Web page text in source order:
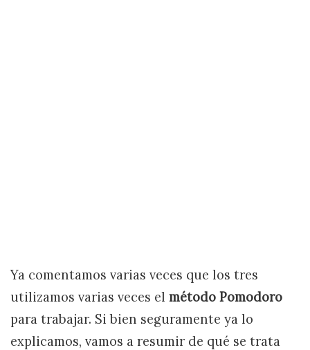
Ya comentamos varias veces que los tres
utilizamos varias veces el método Pomodoro
para trabajar. Si bien seguramente ya lo
explicamos, vamos a resumir de qué se trata